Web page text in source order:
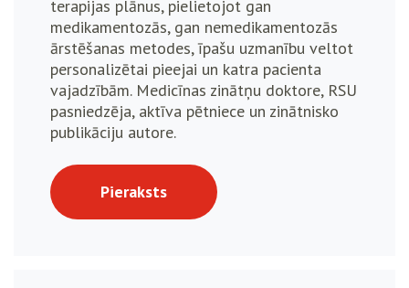
terapijas plānus, pielietojot gan
medikamentozās, gan nemedikamentozās
ārstēšanas metodes, īpašu uzmanību veltot
personalizētai pieejai un katra pacienta
vajadzībām. Medicīnas zinātņu doktore, RSU
pasniedzēja, aktīva pētniece un zinātnisko
publikāciju autore.
Pieraksts